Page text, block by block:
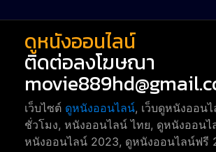
ดูหนังออนไลน์
ติดต่อลงโฆษณา
เว็บไซต์ ดูหนังออนไลน์, เว็บดูหนังออน
ชั่วโมง, หนังออนไลน์ ไทย, ดูหนังออนไ
หนังออนไลน์ 2023, ดูหนังออนไลน์ฟรี